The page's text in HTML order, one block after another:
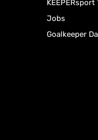
KEEPERsport
Jobs
Goalkeeper